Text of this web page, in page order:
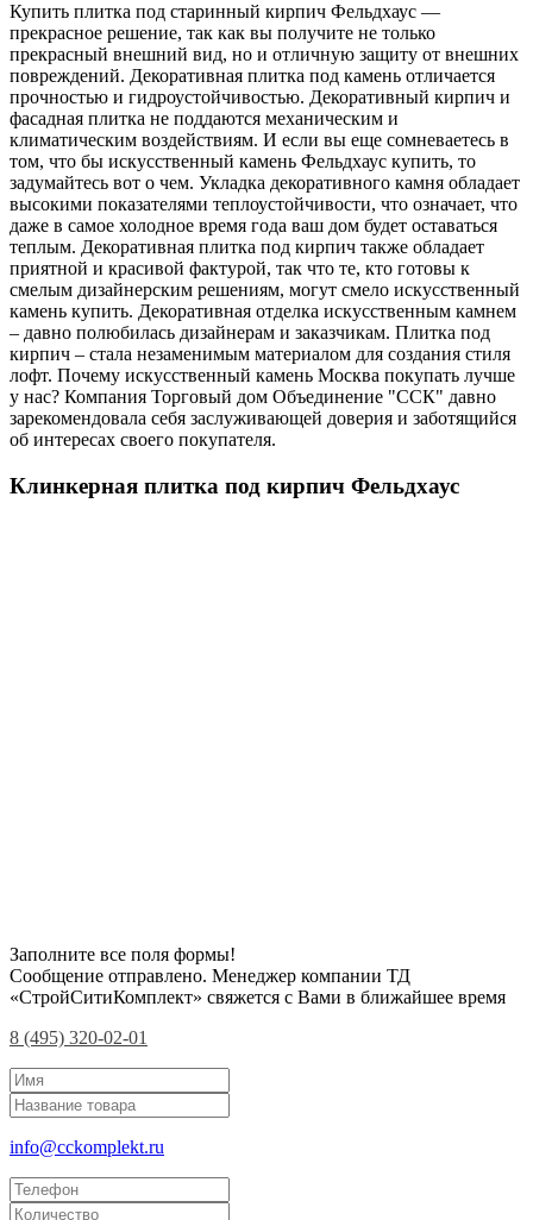
Купить плитка под старинный кирпич Фельдхаус —
прекрасное решение, так как вы получите не только
прекрасный внешний вид, но и отличную защиту от внешних
повреждений. Декоративная плитка под камень отличается
прочностью и гидроустойчивостью. Декоративный кирпич и
фасадная плитка не поддаются механическим и
климатическим воздействиям. И если вы еще сомневаетесь в
том, что бы искусственный камень Фельдхаус купить, то
задумайтесь вот о чем. Укладка декоративного камня обладает
высокими показателями теплоустойчивости, что означает, что
даже в самое холодное время года ваш дом будет оставаться
теплым. Декоративная плитка под кирпич также обладает
приятной и красивой фактурой, так что те, кто готовы к
смелым дизайнерским решениям, могут смело искусственный
камень купить. Декоративная отделка искусственным камнем
– давно полюбилась дизайнерам и заказчикам. Плитка под
кирпич – стала незаменимым материалом для создания стиля
лофт. Почему искусственный камень Москва покупать лучше
у нас? Компания Торговый дом Объединение "ССК" давно
зарекомендовала себя заслуживающей доверия и заботящийся
об интересах своего покупателя.
Клинкерная плитка под кирпич Фельдхаус
Заполните все поля формы!
Сообщение отправлено. Менеджер компании ТД
«СтройСитиКомплект» свяжется с Вами в ближайшее время
8 (495) 320-02-01
info@cckomplekt.ru